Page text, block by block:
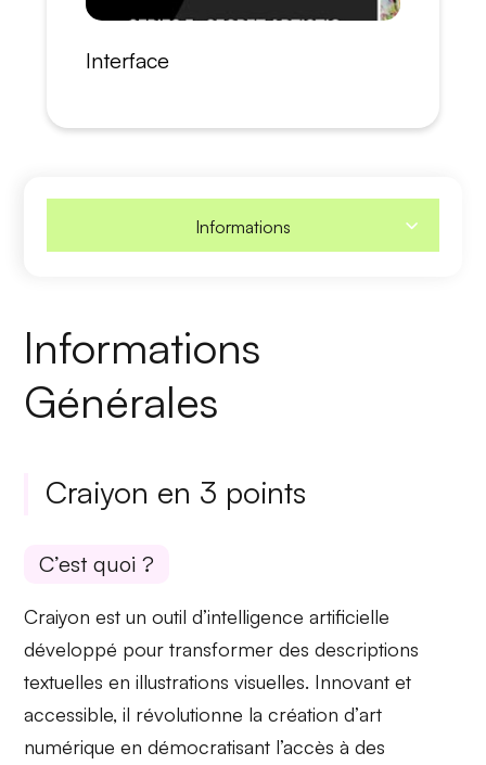
Interface
Informations
Informations
Générales
Craiyon en 3 points
C’est quoi ?
Craiyon est un outil d’intelligence artificielle
développé pour transformer des descriptions
textuelles en illustrations visuelles. Innovant et
accessible, il révolutionne la création d’art
numérique en démocratisant l’accès à des